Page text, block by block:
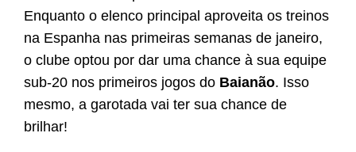
Enquanto o elenco principal aproveita os treinos
na Espanha nas primeiras semanas de janeiro,
o clube optou por dar uma chance à sua equipe
sub-20 nos primeiros jogos do Baianão. Isso
mesmo, a garotada vai ter sua chance de
brilhar!